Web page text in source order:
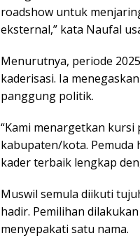
roadshow untuk
eksternal,” kata Naufal
Menurutnya, periode
kaderisasi. Ia
panggung politik.
“Kami menargetkan kursi
kabupaten/kota. Pemuda
kader terbaik lengkap
Muswil semula diikuti
hadir. Pemilihan
menyepakati satu nama.